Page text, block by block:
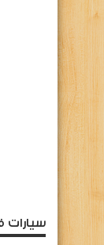
سيارات